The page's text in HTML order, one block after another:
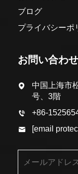
ブログ
プライバシーポ
お問い合わせ
中国上海市
号、3階
+86-
[email